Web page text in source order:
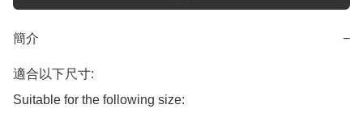
簡介 −
適合以下尺寸:
Suitable for the following size: